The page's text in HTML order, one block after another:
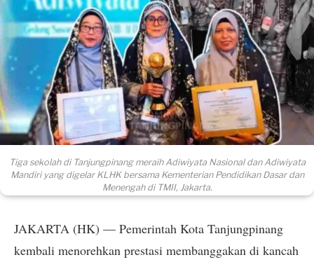
Tiga sekolah di Tanjungpinang meraih Adiwiyata Nasional dan Adiwiyata
Mandiri yang digelar KLHK bersama Kementerian Pendidikan Dasar dan
Menengah di TMII, Jakarta.
JAKARTA (HK) — Pemerintah Kota Tanjungpinang
kembali menorehkan prestasi membanggakan di kancah